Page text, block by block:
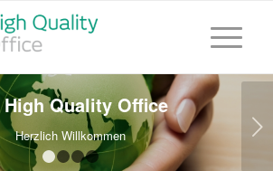
High Quality Office
Herzlich Willkommen Weiter
1 2 3 4